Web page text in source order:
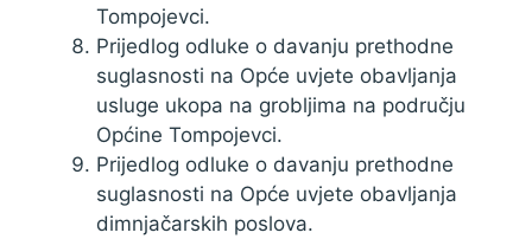
Tompojevci.
Prijedlog odluke o davanju prethodne
suglasnosti na Opće uvjete obavljanja
usluge ukopa na grobljima na području
Općine Tompojevci.
Prijedlog odluke o davanju prethodne
suglasnosti na Opće uvjete obavljanja
dimnjačarskih poslova.